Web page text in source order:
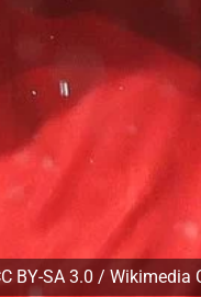
BY-SA 3.0 / Wikimedia